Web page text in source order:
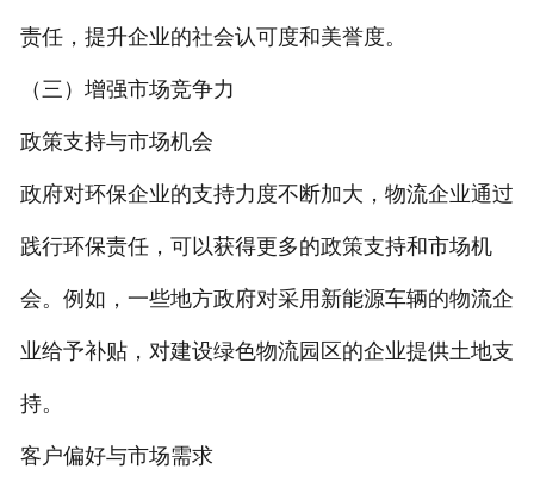
责任，提升企业的社会认可度和美誉度。
（三）增强市场竞争力
政策支持与市场机会
政府对环保企业的支持力度不断加大，物流企业通过
践行环保责任，可以获得更多的政策支持和市场机
会。例如，一些地方政府对采用新能源车辆的物流企
业给予补贴，对建设绿色物流园区的企业提供土地支
持。
客户偏好与市场需求